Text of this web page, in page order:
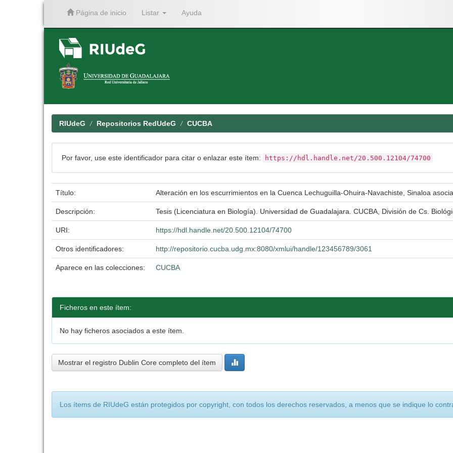
Página de inicio Listar Ayuda
RIUdeG Repositorios RedUdeG CUCBA
Por favor, use este identificador para citar o enlazar este ítem: https://hdl.handle.net/20.500.12104/74700
Título: Alteración en los escurrimientos en la Cuenca Lechuguilla-Ohuira-Navachiste, Sinaloa
Descripción: Tesis (Licenciatura en Biología). Universidad de Guadalajara. CUCBA, División de Cs.
URI: https://hdl.handle.net/20.500.12104/74700
Otros identificadores: http://repositorio.cucba.udg.mx:8080/xmlui/handle/123456789/3061
Aparece en las colecciones: CUCBA
Ficheros en este ítem:
No hay ficheros asociados a este ítem.
Mostrar el registro Dublin Core completo del ítem
Los ítems de RIUdeG están protegidos por copyright, con todos los derechos reservados, a menos que se indique lo